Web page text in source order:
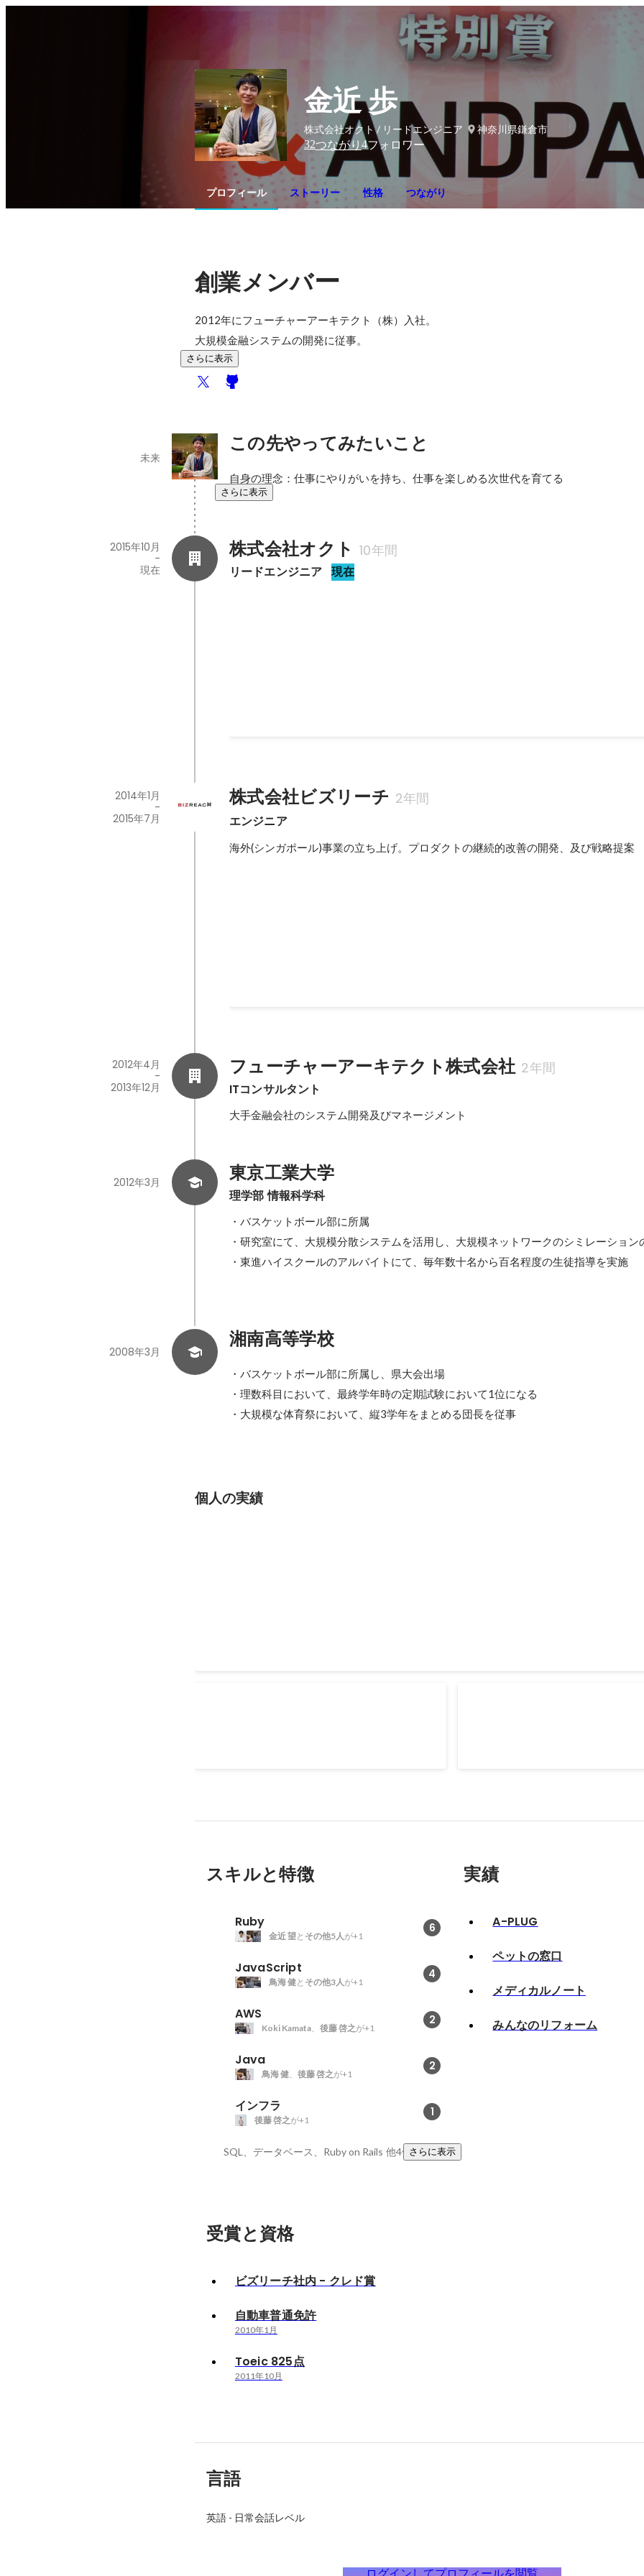
金近 歩
株式会社オクト / リードエンジニア
神奈川県鎌倉市
32つながり 4フォロワー
プロフィール ストーリー 性格 つながり
創業メンバー
2012年にフューチャーアーキテクト（株）入社。
大規模金融システムの開発に従事。
さらに表示
この先やってみたいこと
未来
自身の理念：仕事にやりがいを持ち、仕事を楽しめる次世代を育てる
さらに表示
株式会社オクト 10年間
リードエンジニア 現在
2015年10月
-
現在
株式会社ビズリーチ 2年間
エンジニア
2014年1月
-
2015年7月
海外(シンガポール)事業の立ち上げ。プロダクトの継続的改善の開発、及び戦略提案
フューチャーアーキテクト株式会社 2年間
ITコンサルタント
2012年4月
-
2013年12月
大手金融会社のシステム開発及びマネージメント
東京工業大学
理学部 情報科学科
2012年3月
・バスケットボール部に所属
・研究室にて、大規模分散システムを活用し、大規模ネットワークのシミレーション
・東進ハイスクールのアルバイトにて、毎年数十名から百名程度の生徒指導を実施
湘南高等学校
2008年3月
・バスケットボール部に所属し、県大会出場
・理数科目において、最終学年時の定期試験において1位になる
・大規模な体育祭において、縦3学年をまとめる団長を従事
個人の実績
スキルと特徴
Ruby 6
金近 望と その他5人 が+1
JavaScript 4
鳥海 健と その他3人 が+1
AWS 2
Koki Kamata、 後藤 啓之が+1
Java 2
鳥海 健、 後藤 啓之が+1
インフラ 1
後藤 啓之が+1
SQL、データベース、Ruby on Rails 他4件さらに表示
実績
A-PLUG
ペットの窓口
メディカルノート
みんなのリフォーム
受賞と資格
ビズリーチ社内 - クレド賞
自動車普通免許
2010年1月
Toeic 825点
2011年10月
言語
英語- 日常会話レベル
ログインしてプロフィールを閲覧